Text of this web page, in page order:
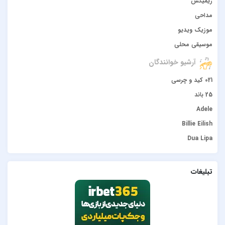
مداحی
موزیک ویدیو
موسیقی محلی
آرشیو خوانندگان
021 کید و چرسی
25 باند
Adele
Billie Eilish
Dua Lipa
Gülşen
تبلیغات